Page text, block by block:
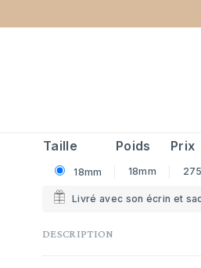
CROIX ARCABAS
Taille Poids Prix
18mm 18mm
Livré avec son écrin et
DESCRIPTION